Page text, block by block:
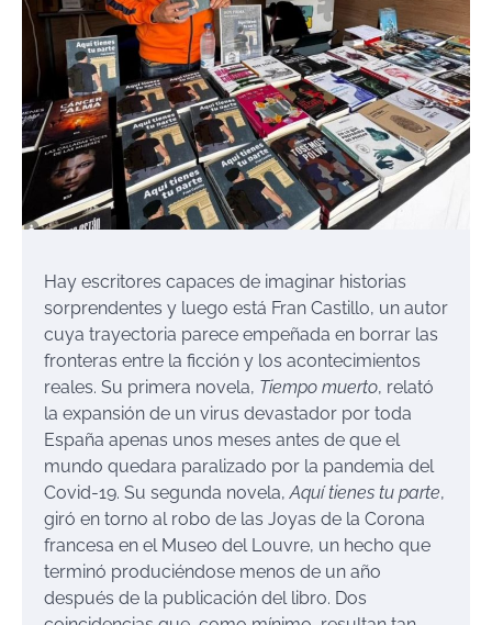
Hay escritores capaces de imaginar historias
sorprendentes y luego está Fran Castillo, un autor
cuya trayectoria parece empeñada en borrar las
fronteras entre la ficción y los acontecimientos
reales. Su primera novela, Tiempo muerto, relató
la expansión de un virus devastador por toda
España apenas unos meses antes de que el
mundo quedara paralizado por la pandemia del
Covid-19. Su segunda novela,Aquí tienes tu parte,
giró en torno al robo de las Joyas de la Corona
francesa en el Museo del Louvre, un hecho que
terminó produciéndose menos de un año
después de la publicación del libro. Dos